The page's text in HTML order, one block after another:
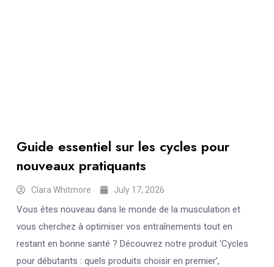
Guide essentiel sur les cycles pour
nouveaux pratiquants
Clara Whitmore July 17, 2026
Vous êtes nouveau dans le monde de la musculation et
vous cherchez à optimiser vos entraînements tout en
restant en bonne santé ? Découvrez notre produit ‘Cycles
pour débutants : quels produits choisir en premier’,